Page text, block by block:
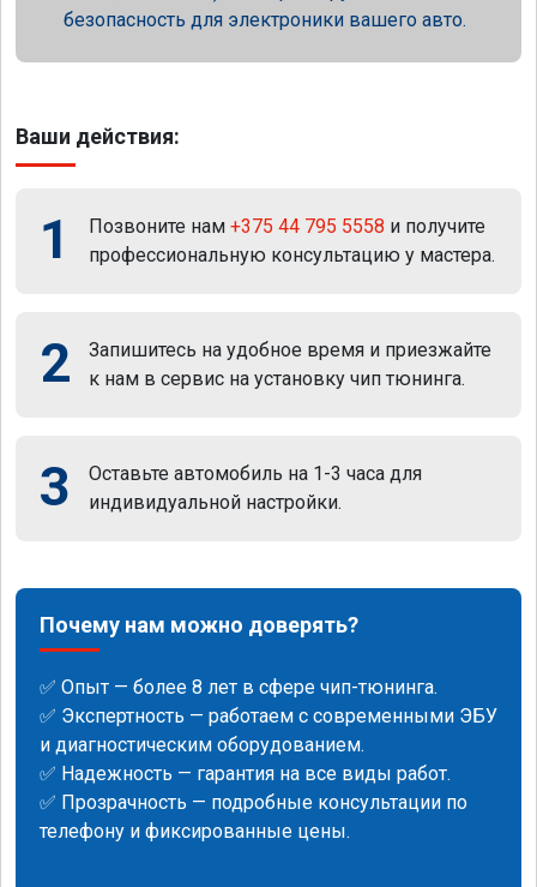
безопасность для электроники вашего авто.
Ваши действия:
1 Позвоните нам +375 44 795 5558 и получите
профессиональную консультацию у мастера.
2
Запишитесь на удобное время и приезжайте
к нам в сервис на установку чип тюнинга.
3
Оставьте автомобиль на 1-3 часа для
индивидуальной настройки.
Почему нам можно доверять?
✅ Опыт — более 8 лет в сфере чип-тюнинга.
✅ Экспертность — работаем с современными ЭБУ
и диагностическим оборудованием.
✅ Надежность — гарантия на все виды работ.
✅ Прозрачность — подробные консультации по
телефону и фиксированные цены.